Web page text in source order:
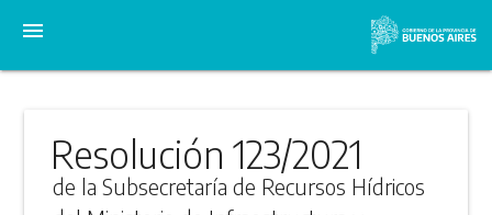
menu
Resolución 123/2021
de la Subsecretaría de Recursos Hídricos